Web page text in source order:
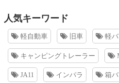
人気キーワード
軽自動車 旧車 軽
キャンピングトレーラー
JA11 インパラ 箱